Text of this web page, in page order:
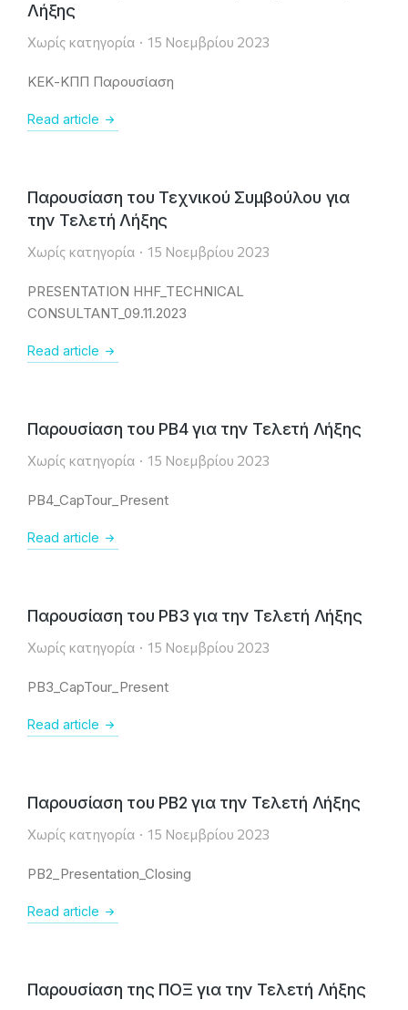
Λήξης
Χωρίς κατηγορία 15 Νοεμβρίου 2023
ΚΕΚ-ΚΠΠ Παρουσίαση
Read article
Παρουσίαση του Τεχνικού Συμβούλου για
την Τελετή Λήξης
Χωρίς κατηγορία 15 Νοεμβρίου 2023
PRESENTATION HHF_TECHNICAL
CONSULTANT_09.11.2023
Read article
Παρουσίαση του PB4 για την Τελετή Λήξης
Χωρίς κατηγορία 15 Νοεμβρίου 2023
PB4_CapTour_Present
Read article
Παρουσίαση του PB3 για την Τελετή Λήξης
Χωρίς κατηγορία 15 Νοεμβρίου 2023
PB3_CapTour_Present
Read article
Παρουσίαση του PB2 για την Τελετή Λήξης
Χωρίς κατηγορία 15 Νοεμβρίου 2023
PB2_Presentation_Closing
Read article
Παρουσίαση της ΠΟΞ για την Τελετή Λήξης